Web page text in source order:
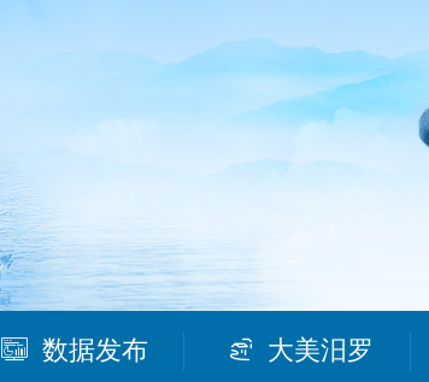
数据发布 大美汨罗